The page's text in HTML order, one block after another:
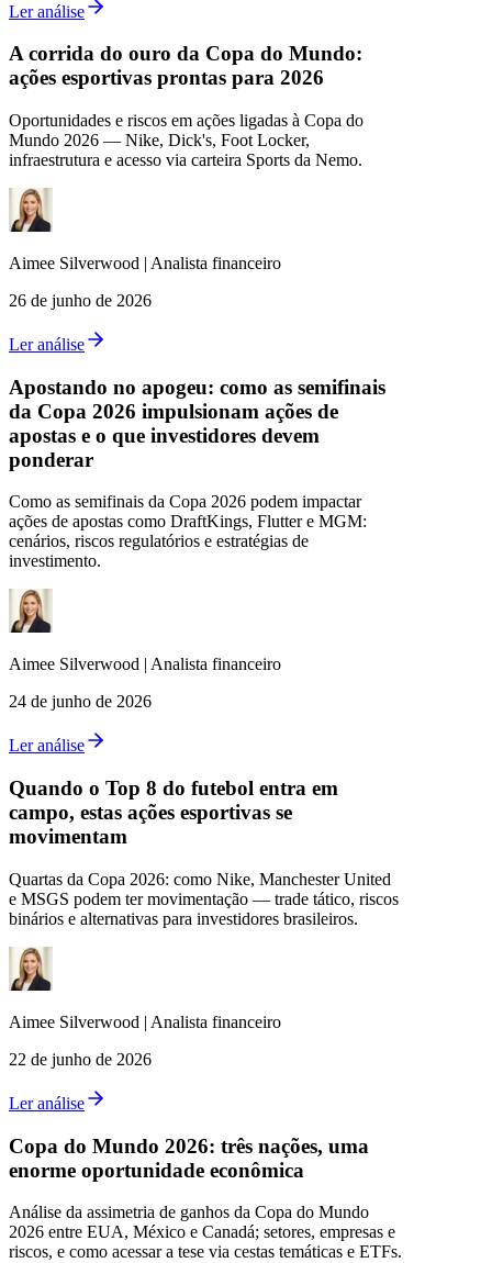
Ler análise
A corrida do ouro da Copa do Mundo:
ações esportivas prontas para 2026
Oportunidades e riscos em ações ligadas à Copa do
Mundo 2026 — Nike, Dick's, Foot Locker,
infraestrutura e acesso via carteira Sports da Nemo.
Aimee Silverwood | Analista financeiro
26 de junho de 2026
Ler análise
Apostando no apogeu: como as semifinais
da Copa 2026 impulsionam ações de
apostas e o que investidores devem
ponderar
Como as semifinais da Copa 2026 podem impactar
ações de apostas como DraftKings, Flutter e MGM:
cenários, riscos regulatórios e estratégias de
investimento.
Aimee Silverwood | Analista financeiro
24 de junho de 2026
Ler análise
Quando o Top 8 do futebol entra em
campo, estas ações esportivas se
movimentam
Quartas da Copa 2026: como Nike, Manchester United
e MSGS podem ter movimentação — trade tático, riscos
binários e alternativas para investidores brasileiros.
Aimee Silverwood | Analista financeiro
22 de junho de 2026
Ler análise
Copa do Mundo 2026: três nações, uma
enorme oportunidade econômica
Análise da assimetria de ganhos da Copa do Mundo
2026 entre EUA, México e Canadá; setores, empresas e
riscos, e como acessar a tese via cestas temáticas e ETFs.